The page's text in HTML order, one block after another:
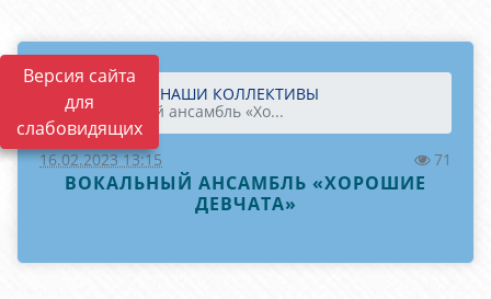
Версия сайта
для
слабовидящих
Главная
НАШИ КОЛЛЕКТИВЫ
Вокальный ансамбль «Хо...
16.02.2023 13:15 71
ВОКАЛЬНЫЙ АНСАМБЛЬ «ХОРОШИЕ
ДЕВЧАТА»